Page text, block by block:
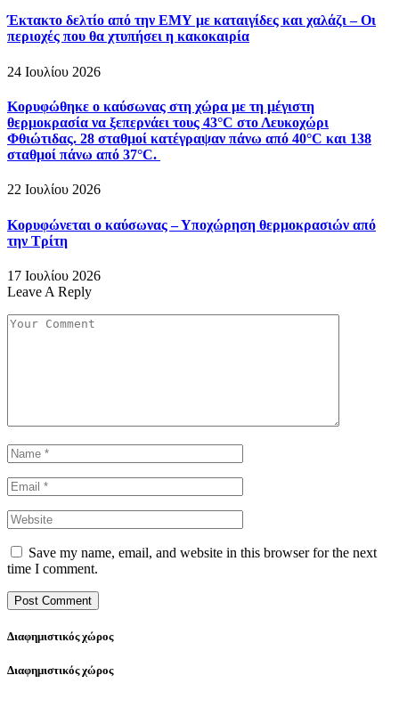
Έκτακτο δελτίο από την ΕΜΥ με καταιγίδες και χαλάζι – Οι
περιοχές που θα χτυπήσει η κακοκαιρία
24 Ιουλίου 2026
Κορυφώθηκε ο καύσωνας στη χώρα με τη μέγιστη
θερμοκρασία να ξεπερνάει τους 43°C στο Λευκοχώρι
Φθιώτιδας. 28 σταθμοί κατέγραψαν πάνω από 40°C και 138
σταθμοί πάνω από 37°C.
22 Ιουλίου 2026
Κορυφώνεται ο καύσωνας – Υποχώρηση θερμοκρασιών από
την Τρίτη
17 Ιουλίου 2026
Leave A Reply
Save my name, email, and website in this browser for the next
time I comment.
Διαφημιστικός χώρος
Διαφημιστικός χώρος